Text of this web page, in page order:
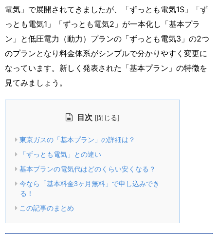
電気」で展開されてきましたが、「ずっとも電気1S」「ず
っとも電気1」「ずっとも電気2」が一本化し「基本プラ
ン」と低圧電力（動力）プランの「ずっとも電気3」の2つ
のプランとなり料金体系がシンプルで分かりやすく変更に
なっています。新しく発表された「基本プラン」の特徴を
見てみましょう。
目次 [閉じる]
東京ガスの「基本プラン」の詳細は？
「ずっとも電気」との違い
基本プランの電気代はどのくらい安くなる？
今なら「基本料金3ヶ月無料」で申し込みでき
る！
この記事のまとめ